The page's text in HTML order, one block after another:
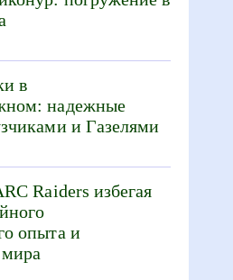
в
надежные
и Газелями
Raiders избегая
опыта и